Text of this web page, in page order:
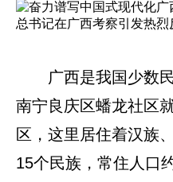
广西是我国少数
南宁良庆区蟠龙社区
区，这里居住着汉族
15个民族，常住人口